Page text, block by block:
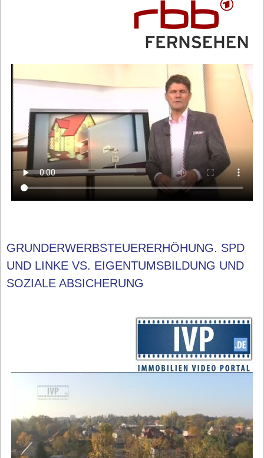
GRUNDERWERBSTEUERERHÖHUNG. SPD
UND LINKE VS. EIGENTUMSBILDUNG UND
SOZIALE ABSICHERUNG